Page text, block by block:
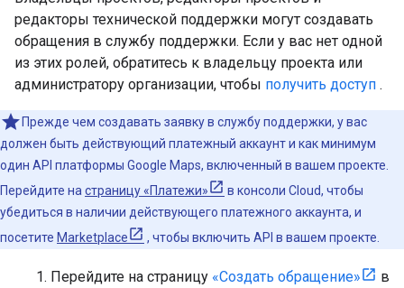
редакторы технической поддержки могут создавать
обращения в службу поддержки. Если у вас нет одной
из этих ролей, обратитесь к владельцу проекта или
администратору организации, чтобы получить доступ .
Прежде чем создавать заявку в службу поддержки, у вас
должен быть действующий платежный аккаунт и как минимум
один API платформы Google Maps, включенный в вашем проекте.
Перейдите на страницу «Платежи»
в консоли Cloud, чтобы
убедиться в наличии действующего платежного аккаунта, и
посетите Marketplace , чтобы включить API в вашем проекте.
Перейдите на страницу «Создать обращение»
в